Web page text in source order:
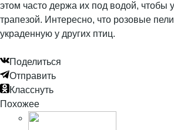
этом часто держа их под водой, чтобы
трапезой. Интересно, что розовые
украденную у других птиц.
Поделиться
Отправить
Класснуть
Похожее